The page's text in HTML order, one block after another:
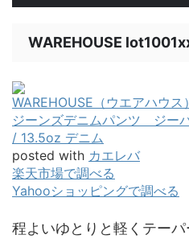
WAREHOUSE
WAREHOUSE（ウエアハウ
ジーンズデニムパンツ ジー
/ 13.5oz デニム
posted with カエレバ
楽天市場で調べる
Yahooショッピングで調べる
程よいゆとりと軽くテー